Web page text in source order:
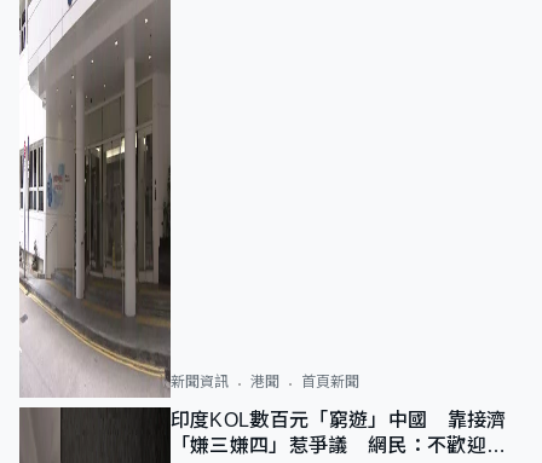
新聞資訊 港聞 首頁新聞
印度KOL數百元「窮遊」中國 靠接濟
「嫌三嫌四」惹爭議 網民：不歡迎劣